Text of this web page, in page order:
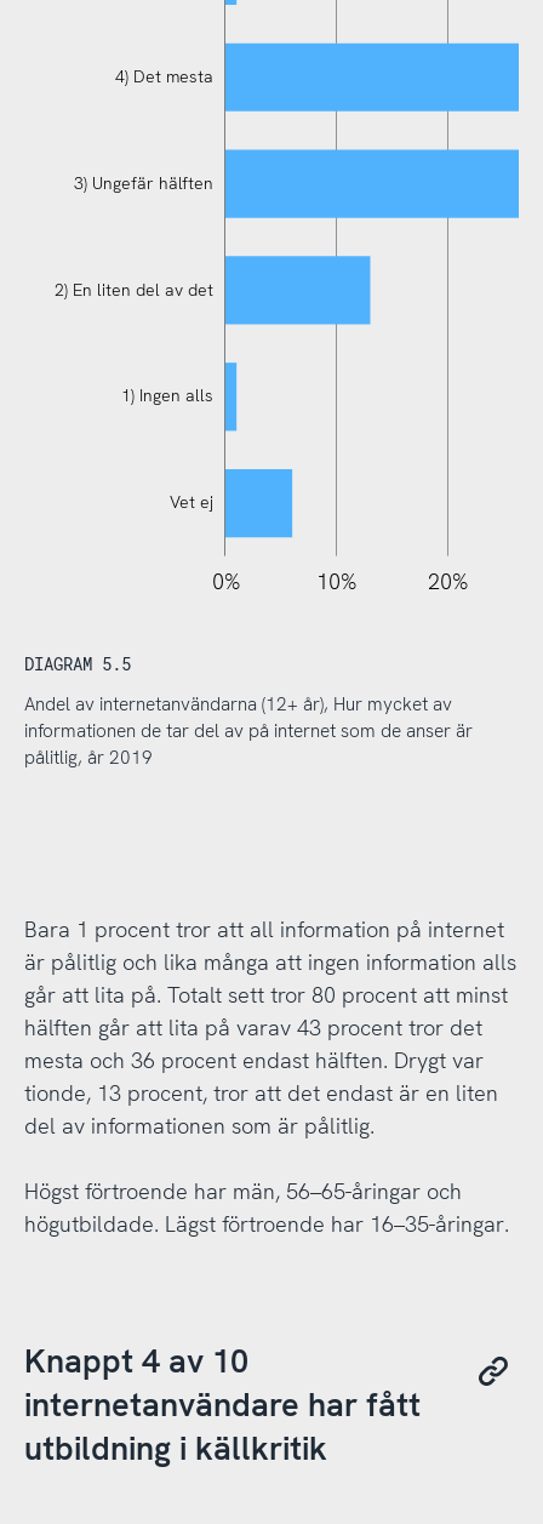
4) Det mesta
3) Ungefär hälften
2) En liten del av det
1) Ingen alls
Vet ej
-20% 20%
10%
0%
-10%
110%
DIAGRAM 5.5
Andel av internetanvändarna (12+ år), Hur mycket av
informationen de tar del av på internet som de anser är
pålitlig, år 2019
Bara 1 procent tror att all information på internet
är pålitlig och lika många att ingen information alls
går att lita på. Totalt sett tror 80 procent att minst
hälften går att lita på varav 43 procent tror det
mesta och 36 procent endast hälften. Drygt var
tionde, 13 procent, tror att det endast är en liten
del av informationen som är pålitlig.
Högst förtroende har män, 56–65-åringar och
högutbildade. Lägst förtroende har 16–35-åringar.
Knappt 4 av 10
internetanvändare har fått
utbildning i källkritik